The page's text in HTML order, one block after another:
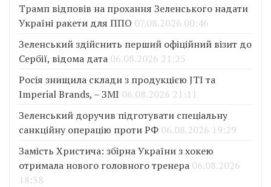
Трамп відповів на прохання Зеленського надати
Україні ракети для ППО 07.08.2026 00:46
Зеленський здійснить перший офіційний візит до
Сербії, відома дата 06.08.2026 21:25
Росія знищила склади з продукцією JTI та
Imperial Brands, – ЗМІ 06.08.2026 21:11
Зеленський доручив підготувати спеціальну
санкційну операцію проти РФ 06.08.2026 19:29
Замість Христича: збірна України з хокею
отримала нового головного тренера 06.08.2026
18:38